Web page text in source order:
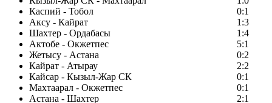
Каспий - Тобол
0:1
Аксу - Кайрат
1:3
Шахтер - Ордабасы
1:4
Актобе - Окжетпес
5:1
Жетысу - Астана
0:2
Кайрат - Атырау
2:2
Кайсар - Кызыл-Жар СК
0:1
Махтаарал - Окжетпес
0:1
Астана - Шахтер
2:1